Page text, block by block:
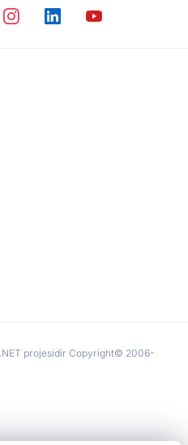
projesidir Copyright© 2006-